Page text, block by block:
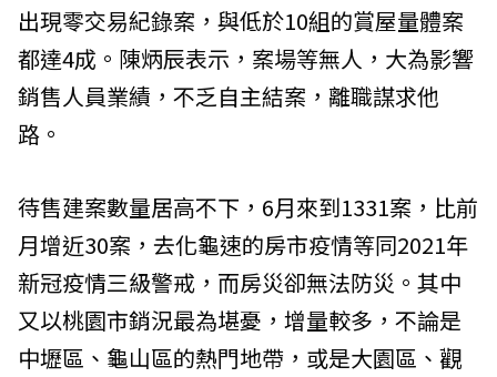
出現零交易紀錄案，與低於10組的賞屋量體案
都達4成。陳炳辰表示，案場等無人，大為影響
銷售人員業績，不乏自主結案，離職謀求他
路。
待售建案數量居高不下，6月來到1331案，比前
月增近30案，去化龜速的房市疫情等同2021年
新冠疫情三級警戒，而房災卻無法防災。其中
又以桃園市銷況最為堪憂，增量較多，不論是
中壢區、龜山區的熱門地帶，或是大園區、觀